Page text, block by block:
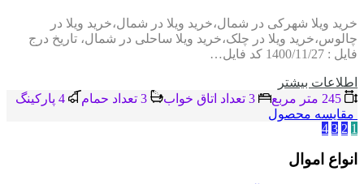
خرید ویلا شهرکی در شمال،خرید ویلا در شمال،خرید ویلا در
چالوس،خرید ویلا در چلک،خرید ویلا ساحلی در شمال، تاریخ درج
فایل : 1400/11/27 کد فایل…
اطلاعات بيشتر
مقایسه محصول
1
2
3
4
انواع اموال